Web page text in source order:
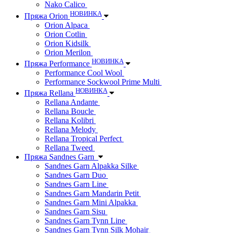
Nako Calico
Пряжа Orion НОВИНКА
Orion Alpaca
Orion Cotlin
Orion Kidsilk
Orion Merilon
Пряжа Performance НОВИНКА
Performance Cool Wool
Performance Sockwool Prime Multi
Пряжа Rellana НОВИНКА
Rellana Andante
Rellana Boucle
Rellana Kolibri
Rellana Melody
Rellana Tropical Perfect
Rellana Tweed
Пряжа Sandnes Garn
Sandnes Garn Alpakka Silke
Sandnes Garn Duo
Sandnes Garn Line
Sandnes Garn Mandarin Petit
Sandnes Garn Mini Alpakka
Sandnes Garn Sisu
Sandnes Garn Tynn Line
Sandnes Garn Tynn Silk Mohair